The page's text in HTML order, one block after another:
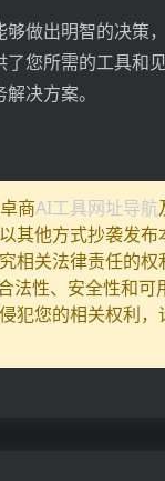
做出明智的决策
您所需的工具和
决方案。
商AI工具网址导航
其他方式抄袭发
相关法律责任的权
法性、安全性和可
您的相关权利，